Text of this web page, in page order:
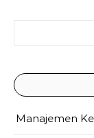
Manajemen